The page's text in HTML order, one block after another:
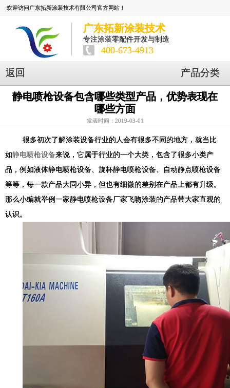
欢迎访问广东拓新涂装技术有限公司官方网站！
广东拓新涂装技术
专注涂装零配件开发与制造
400-673-4913
返回 产品分类
静电喷枪设备包含哪些类型产品，优势表现在
哪些方面
发表时间：2019-03-01
很多初次了解涂装设备行业的人会有很多不同的地方，就当比
如静电喷枪设备来说，它属于行业的一个大类，包含了很多小类产
品，例如液体静电喷枪设备、旋杯静电喷枪设备、自动静点喷枪设备
等等，每一款产品大同小异，但也有细微的差别在产品上都有升级。
那么小编就举例一家静电喷枪设备厂家飞吻涂装的产品带大家直观的
认识。